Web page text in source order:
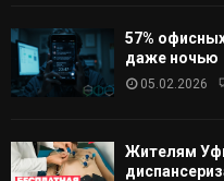
57%
даже ночью
05.02.2026
Жителям